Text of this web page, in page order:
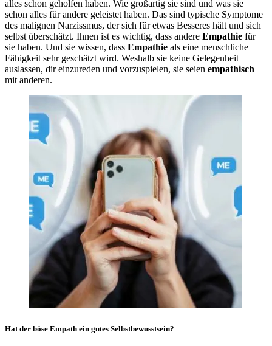
alles schon geholfen haben. Wie großartig sie sind und was sie
schon alles für andere geleistet haben. Das sind typische Symptome
des malignen Narzissmus, der sich für etwas Besseres hält und sich
selbst überschätzt. Ihnen ist es wichtig, dass andere Empathie für
sie haben. Und sie wissen, dass Empathie als eine menschliche
Fähigkeit sehr geschätzt wird. Weshalb sie keine Gelegenheit
auslassen, dir einzureden und vorzuspielen, sie seien empathisch
mit anderen.
Hat der böse Empath ein gutes Selbstbewusstsein?